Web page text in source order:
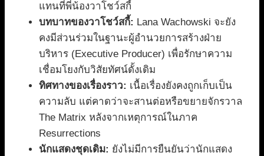
แทนที่พี่น้องวาโชว์สกี้
บทบาทของวาโชว์สกี้: Lana Wachowski จะยัง
คงมีส่วนร่วมในฐานะผู้อำนวยการสร้างฝ่าย
บริหาร (Executive Producer) เพื่อรักษาความ
เชื่อมโยงกับวิสัยทัศน์ดั้งเดิม
ทิศทางของเรื่องราว: เนื้อเรื่องยังคงถูกเก็บเป็น
ความลับ แต่คาดว่าจะสานต่อหรือขยายจักรวาล
The Matrix หลังจากเหตุการณ์ในภาค
Resurrections
นักแสดงชุดเดิม: ยังไม่มีการยืนยันว่านักแสดง